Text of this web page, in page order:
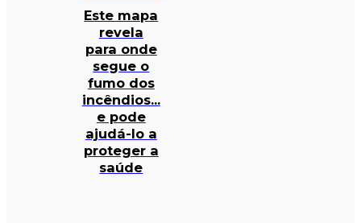
Este mapa
revela
para onde
segue o
fumo dos
incêndios…
e pode
ajudá-lo a
proteger a
saúde